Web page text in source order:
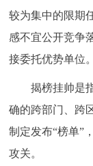
较为集中的限期
感不宜公开竞争
接委托优势单位。
揭榜挂帅是指
确的跨部门、跨
制定发布“榜单”
攻关。